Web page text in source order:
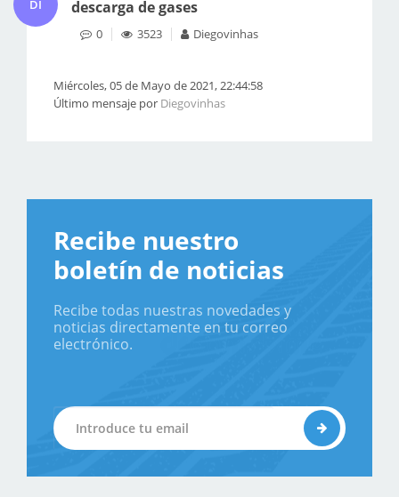
DI
descarga de gases
0 3523 Diegovinhas
Miércoles, 05 de Mayo de 2021, 22:44:58
Último mensaje por Diegovinhas
Recibe nuestro
boletín de noticias
Recibe todas nuestras novedades y
noticias directamente en tu correo
electrónico.